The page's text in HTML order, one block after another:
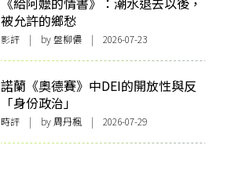
被允許的鄉愁
影評 | by 盤柳儂 | 2026-07-23
諾蘭《奧德賽》中DEI的開放性與反
「身份政治」
時評 | by 周丹楓 | 2026-07-29